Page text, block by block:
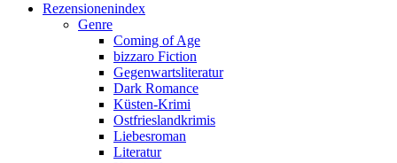
Rezensionenindex
Genre
Coming of Age
bizzaro Fiction
Gegenwartsliteratur
Dark Romance
Küsten-Krimi
Ostfrieslandkrimis
Liebesroman
Literatur